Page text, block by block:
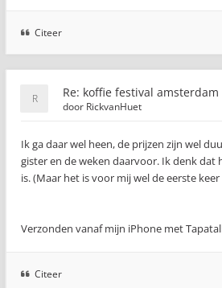
Citeer
Re: koffie festival amsterdam
door RickvanHuet
Ik ga daar wel heen, de prijzen zijn wel
gister en de weken daarvoor. Ik denk dat
is. (Maar het is voor mij wel de eerste
Verzonden vanaf mijn iPhone met
Citeer